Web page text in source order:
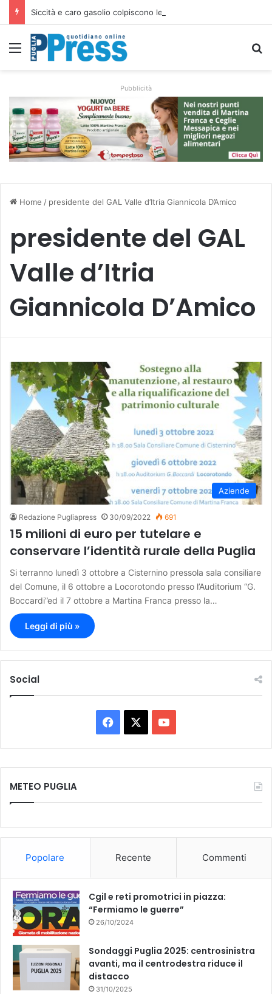
Menu
Pubblicità
Home / presidente del GAL Valle d’Itria Giannicola D’Amico
presidente del GAL
Valle d’Itria
Giannicola D’Amico
Aziende
Redazione Pugliapress 30/09/2022 691
15 milioni di euro per tutelare e
conservare l’identità rurale della Puglia
Si terranno lunedì 3 ottobre a Cisternino pressola sala consiliare
del Comune, il 6 ottobre a Locorotondo presso l’Auditorium “G.
Boccardi”ed il 7 ottobre a Martina Franca presso la…
Leggi di più »
Social
a
c
k
o
u
METEO PUGLIA
Popolare Recente Commenti
Cgil e reti promotrici in piazza:
“Fermiamo le guerre”
26/10/2024
Sondaggi Puglia 2025: centrosinistra
avanti, ma il centrodestra riduce il
distacco
31/10/2025